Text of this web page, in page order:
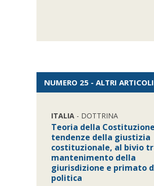
NUMERO 25 - ALTRI ARTICOLI
ITALIA - DOTTRINA
Teoria della
tendenze della giustizia
costituzionale, al bivio
mantenimento della
giurisdizione e primato
politica